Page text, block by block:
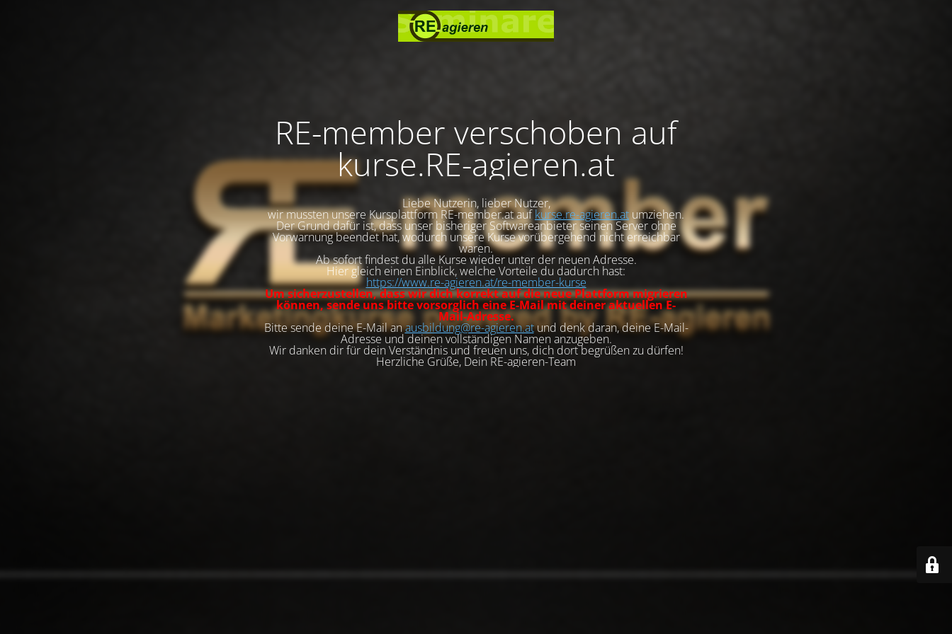
RE-member verschoben auf
kurse.RE-agieren.at
Liebe Nutzerin, lieber Nutzer,
wir mussten unsere Kursplattform RE-member.at aufkurse.re-agieren.at umziehen.
Der Grund dafür ist, dass unser bisheriger Softwareanbieter seinen Server ohne
Vorwarnung beendet hat, wodurch unsere Kurse vorübergehend nicht erreichbar
waren.
Ab sofort findest du alle Kurse wieder unter der neuen Adresse.
Hier gleich einen Einblick, welche Vorteile du dadurch hast:
https://www.re-agieren.at/re-member-kurse
Um sicherzustellen, dass wir dich korrekt auf die neue Plattform migrieren
können, sende uns bitte vorsorglich eine E-Mail mit deiner aktuellen E-
Mail-Adresse.
Bitte sende deine E-Mail anausbildung@re-agieren.atund denk daran, deine E-Mail-
Adresse und deinen vollständigen Namen anzugeben.
Wir danken dir für dein Verständnis und freuen uns, dich dort begrüßen zu dürfen!
Herzliche Grüße, Dein RE-agieren-Team